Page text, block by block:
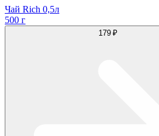
Чай Rich 0,5л
500 г
179 ₽